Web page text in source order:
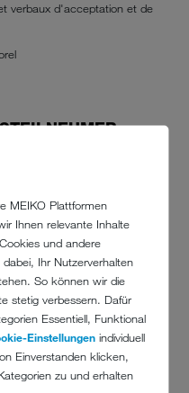
MEIKO Plattformen
Ihnen relevante Inhalte
und andere
Ihr Nutzerverhalten
So können wir die
stetig verbessern. Dafür
Essentiell, Funktional
Einstellungen individuell
Einverstanden klicken,
zu und erhalten
verbaux d'acceptation et de